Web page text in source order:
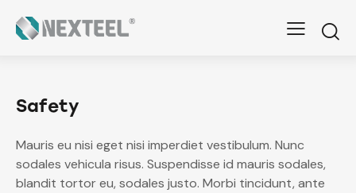
Safety
Mauris eu nisi eget nisi imperdiet vestibulum. Nunc
sodales vehicula risus. Suspendisse id mauris sodales,
blandit tortor eu, sodales justo. Morbi tincidunt, ante